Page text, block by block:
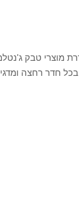
מוצרי טבק
חדר רחצה